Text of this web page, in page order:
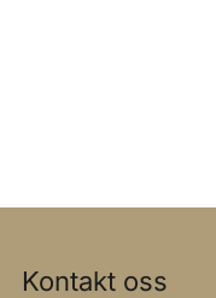
Kontakt oss